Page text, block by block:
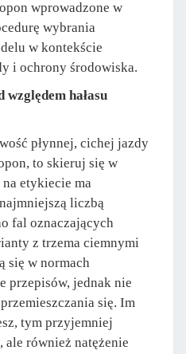
wprowadzone w
wybrania
w kontekście
i ochrony środowiska.
hałasu
płynnej, cichej jazdy
to skieruj się w
etykiecie ma
liczbą
fal oznaczających
z trzema ciemnymi
się w normach
przepisów, jednak nie
się. Im
tym przyjemniej
ale również natężenie